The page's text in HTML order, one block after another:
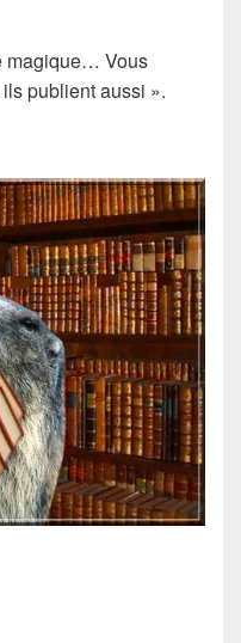
magique… Vous
publient aussi ».